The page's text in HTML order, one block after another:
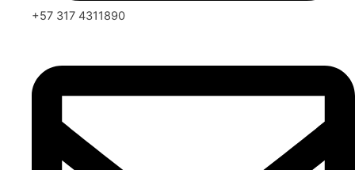
+57 317 4311890